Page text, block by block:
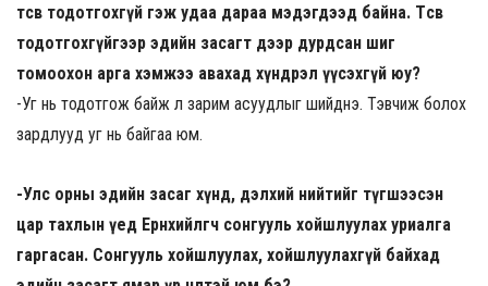
төсөв тодотгохгүй гэж удаа дараа мэдэгдээд байна. Төсвөө
тодотгохгүйгээр эдийн засагт дээр дурдсан шиг
томоохон арга хэмжээ авахад хүндрэл үүсэхгүй юу?
-Уг нь тодотгож байж л зарим асуудлыг шийднэ. Тэвчиж болох
зардлууд уг нь байгаа юм.
-Улс орны эдийн засаг хүнд, дэлхий нийтийг түгшээсэн
цар тахлын үед Ерөнхийлөгч сонгууль хойшлуулах уриалга
гаргасан. Сонгууль хойшлуулах, хойшлуулахгүй байхад